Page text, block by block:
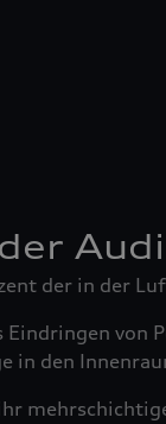
der in der
Eindringen von
in den